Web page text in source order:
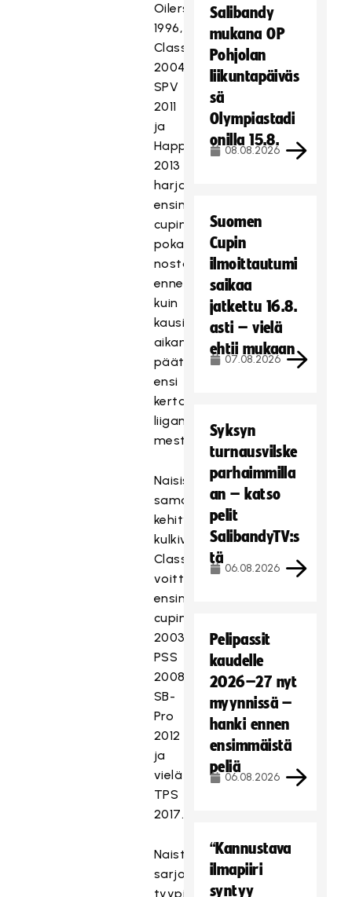
Oilers
1996,
Classic
2004,
SPV
2011
ja
Happee
2013
harjoittelivat
ensin
cupin
pokaalin
nostamista
ennen
kuin
kausi
aikanaan
päättyi
ensi
kertaa
liigan
mestaruuteen.
Naisissa
saman
kehityskulun
kulkivat
Classic
voittamalla
ensin
cupin
2003,
PSS
2008,
SB-
Pro
2012
ja
vielä
TPS
2017.
Naisten
sarjoissa
tyypillisempää
Salibandy
mukana OP
Pohjolan
liikuntapäiväs
sä
Olympiastadi
onilla 15.8.
08.08.2026
Suomen
Cupin
ilmoittautumi
saikaa
jatkettu 16.8.
asti – vielä
ehtii mukaan
07.08.2026
Syksyn
turnausvilske
parhaimmilla
an – katso
pelit
SalibandyTV:s
tä
06.08.2026
Pelipassit
kaudelle
2026–27 nyt
myynnissä –
hanki ennen
ensimmäistä
peliä
06.08.2026
“Kannustava
ilmapiiri
syntyy